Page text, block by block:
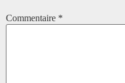
Commentaire *